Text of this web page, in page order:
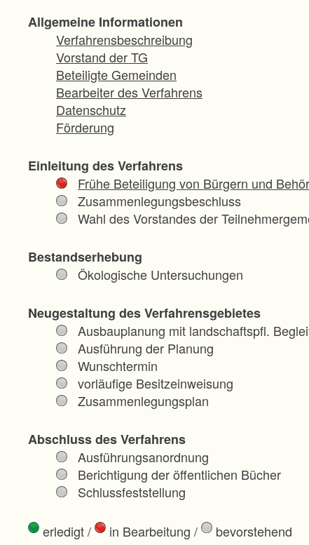
Allgemeine Informationen
Verfahrensbeschreibung
Vorstand der TG
Beteiligte Gemeinden
Bearbeiter des Verfahrens
Datenschutz
Förderung
Einleitung des Verfahrens
Frühe Beteiligung von Bürgern und
Zusammenlegungsbeschluss
Wahl des Vorstandes der
Bestandserhebung
Ökologische Untersuchungen
Neugestaltung des Verfahrensgebietes
Ausbauplanung mit landschaftspfl.
Ausführung der Planung
Wunschtermin
vorläufige Besitzeinweisung
Zusammenlegungsplan
Abschluss des Verfahrens
Ausführungsanordnung
Berichtigung der öffentlichen Bücher
Schlussfeststellung
erledigt/ in Bearbeitung / bevorstehend